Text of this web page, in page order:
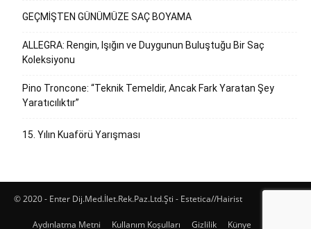
GEÇMİŞTEN GÜNÜMÜZE SAÇ BOYAMA
ALLEGRA: Rengin, Işığın ve Duygunun Buluştuğu Bir Saç
Koleksiyonu
Pino Troncone: “Teknik Temeldir, Ancak Fark Yaratan Şey
Yaratıcılıktır”
15. Yılın Kuaförü Yarışması
© 2020 - Enter Dij.Med.İlet.Rek.Paz.Ltd.Şti - Estetica//Hairist
Aydınlatma Metni Kullanım Koşulları Gizlilik Künye